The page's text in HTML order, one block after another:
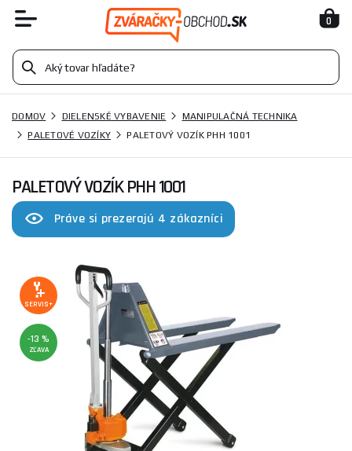
0
DOMOV DIELENSKÉ VYBAVENIE
MANIPULAČNÁ TECHNIKA
PALETOVÉ VOZÍKY
PALETOVÝ VOZÍK PHH 1001
PALETOVÝ VOZÍK PHH 1001
Práve si prezerajú 4 zákazníci
SERVIS+
-13 %
ZĽAVA